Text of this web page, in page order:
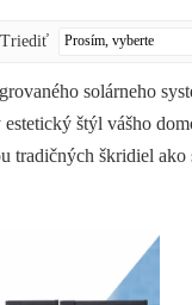
Triediť
solárneho
štýl vášho
škridiel